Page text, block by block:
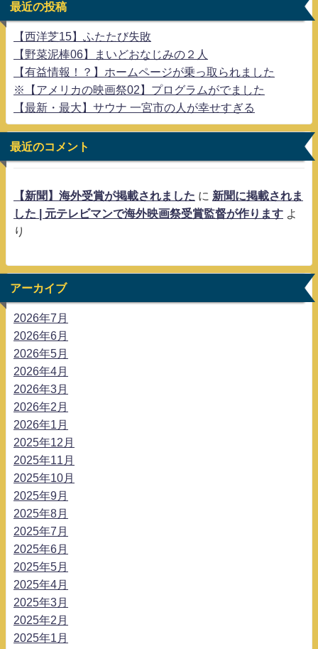
最近の投稿
【西洋芝15】ふたたび失敗
【野菜泥棒06】まいどおなじみの２人
【有益情報！？】ホームページが乗っ取られました
※【アメリカの映画祭02】プログラムがでました
【最新・最大】サウナ 一宮市の人が幸せすぎる
最近のコメント
【新聞】海外受賞が掲載されました に 新聞に掲載されま
した | 元テレビマンで海外映画祭受賞監督が作ります よ
り
アーカイブ
2026年7月
2026年6月
2026年5月
2026年4月
2026年3月
2026年2月
2026年1月
2025年12月
2025年11月
2025年10月
2025年9月
2025年8月
2025年7月
2025年6月
2025年5月
2025年4月
2025年3月
2025年2月
2025年1月